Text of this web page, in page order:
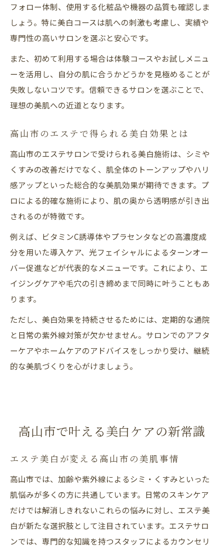
フォロー体制、使用する化粧品や機器の品質も確認しま
しょう。特に美白コースは肌への刺激も考慮し、実績や
専門性の高いサロンを選ぶと安心です。
また、初めて利用する場合は体験コースやお試しメニュ
ーを活用し、自分の肌に合うかどうかを見極めることが
失敗しないコツです。信頼できるサロンを選ぶことで、
理想の美肌への近道となります。
高山市のエステで得られる美白効果とは
高山市のエステサロンで受けられる美白施術は、シミや
くすみの改善だけでなく、肌全体のトーンアップやハリ
感アップといった総合的な美肌効果が期待できます。プ
ロによる的確な施術により、肌の奥から透明感が引き出
されるのが特徴です。
例えば、ビタミンC誘導体やプラセンタなどの高濃度成
分を用いた導入ケア、光フェイシャルによるターンオー
バー促進などが代表的なメニューです。これにより、エ
イジングケアや毛穴の引き締めまで同時に叶うこともあ
ります。
ただし、美白効果を持続させるためには、定期的な通院
と日常の紫外線対策が欠かせません。サロンでのアフタ
ーケアやホームケアのアドバイスをしっかり受け、継続
的な美肌づくりを心がけましょう。
高山市で叶える美白ケアの新常識
エステ美白が変える高山市の美肌事情
高山市では、加齢や紫外線によるシミ・くすみといった
肌悩みが多くの方に共通しています。日常のスキンケア
だけでは解消しきれないこれらの悩みに対し、エステ美
白が新たな選択肢として注目されています。エステサロ
ンでは、専門的な知識を持つスタッフによるカウンセリ